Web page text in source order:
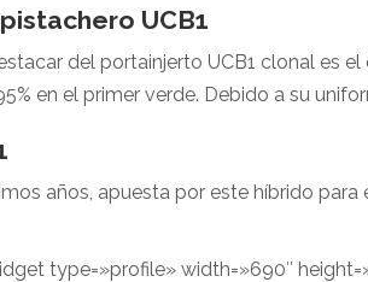
UCB1
del portainjerto UCB1 clonal es
en el primer verde. Debido a su
años, apuesta por este híbrido
type=»profile» width=»690″